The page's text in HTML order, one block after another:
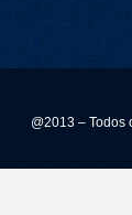
@2013 – Todos